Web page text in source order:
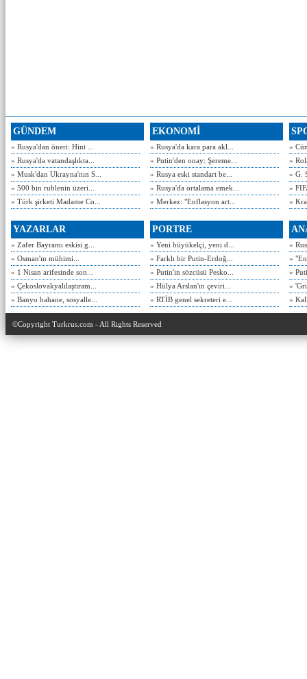
GÜNDEM
» Rusya'dan öneri: Hint ...
» Rusya'da vatandaşlıkta...
» Musk'dan Ukrayna'nın S...
» 500 bin rublenin üzeri...
» Türk şirketi Madame Co...
EKONOMİ
» Rusya'da kara para akl...
» Putin'den onay: Şereme...
» Rusya eski standart be...
» Rusya'da ortalama emek...
» Merkez: "Enflasyon art...
»
»
» G.
»
»
YAZARLAR
» Zafer Bayramı eskisi g...
» Osman'ın mühimi...
» 1 Nisan arifesinde son...
» Çekoslovakyalılaştıram...
» Banyo bahane, sosyalle...
PORTRE
» Yeni büyükelçi, yeni d...
» Farklı bir Putin-Erdoğ...
» Putin'in sözcüsü Pesko...
» Hülya Arslan'ın çeviri...
» RTİB genel sekreteri e...
»
»
»
»
»
©Copyright Turkrus.com - All Rights Reserved